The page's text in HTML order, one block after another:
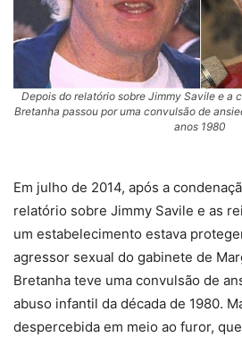
Depois do relatório sobre Jimmy Savile e a
Bretanha passou por uma convulsão de
anos 1980
Em julho de 2014, após a
relatório sobre Jimmy Savile e as
um estabelecimento estava
agressor sexual do gabinete de
Bretanha teve uma convulsão de
abuso infantil da década de 1980.
despercebida em meio ao furor,